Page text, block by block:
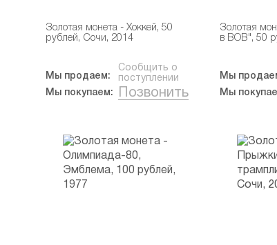
Золотая монета - Хоккей, 50
рублей, Сочи, 2014
Мы продаем:
Сообщить о
поступлении
Мы покупаем:
Позвонить
Золотая
в ВОВ", 50
Мы
Мы